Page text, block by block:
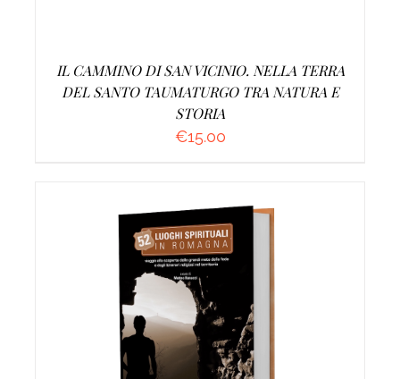
IL CAMMINO DI SAN VICINIO. NELLA TERRA
DEL SANTO TAUMATURGO TRA NATURA E
STORIA
€15.00
AGGIUNGI AL CARRELLO /